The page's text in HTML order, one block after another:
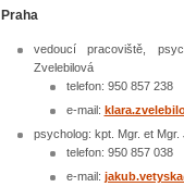
Praha
vedoucí pracoviště,
Zvelebilová
telefon: 950 857 238
e-mail:
psycholog: kpt. Mgr. et Mgr.
telefon: 950 857 038
e-mail: